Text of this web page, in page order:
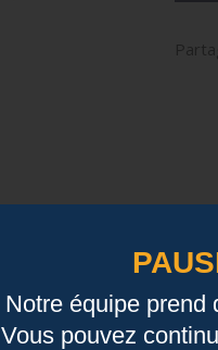
Contient 4
Notre équipe prend
Vous pouvez